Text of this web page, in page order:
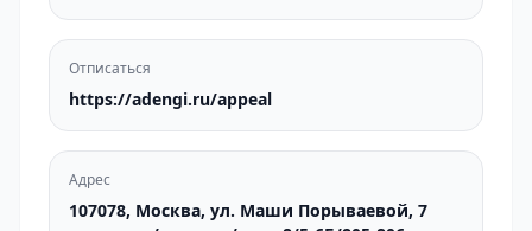
Отписаться
https://adengi.ru/appeal
Адрес
107078, Москва, ул. Маши Порываевой, 7